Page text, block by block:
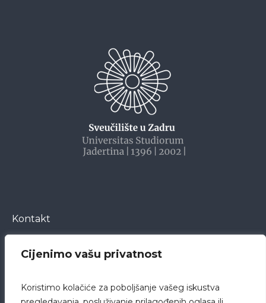
Cijenimo vašu privatnost
Koristimo kolačiće za poboljšanje vašeg iskustva
Kontakt
Hrvatska